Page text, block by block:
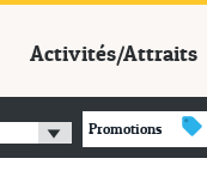
Activités/Attraits
Promotions